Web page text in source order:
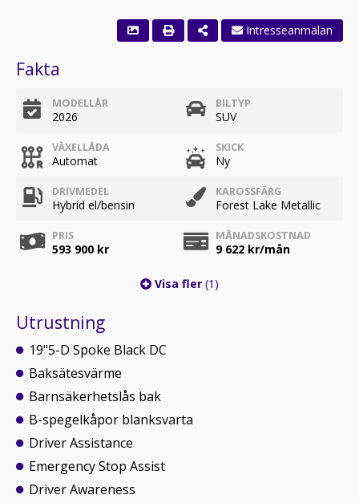
Fakta
MODELLÅR
2026
BILTYP
SUV
VÄXELLÅDA
Automat
SKICK
Ny
DRIVMEDEL
Hybrid el/bensin
KAROSSFÄRG
Forest Lake Metallic
PRIS
593 900 kr
MÅNADSKOSTNAD
9 622 kr/mån
Visa fler (1)
Utrustning
19"5-D Spoke Black DC
Baksätesvärme
Barnsäkerhetslås bak
B-spegelkåpor blanksvarta
Driver Assistance
Emergency Stop Assist
Driver Awareness